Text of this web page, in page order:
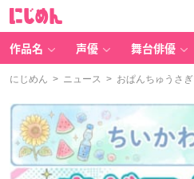
作品名 声優 舞台俳優
にじめん > ニュース > おぱんちゅうさぎ